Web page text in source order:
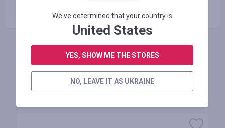
АВТОРИЗУЙТЕСЬ, ЩОБ ЗАЛИШИТИ ВІДГУК
We've determined that your country is
United States
YES, SHOW ME THE STORES
NO, LEAVE IT AS UKRAINE